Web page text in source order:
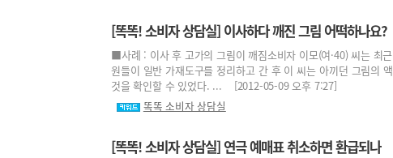
[똑똑! 소비자 상담실] 이사하다 깨진 그림 어떡하나요?
■사례 : 이사 후 고가의 그림이 깨짐소비자 이모(여·40) 씨는 최
원들이 일반 가재도구를 정리하고 간 후 이 씨는 아끼던 그림의
것을 확인할 수 있었다. ... [2012-05-09 오후 7:27]
똑똑 소비자 상담실
[똑똑! 소비자 상담실] 연극 예매표 취소하면 환급되나